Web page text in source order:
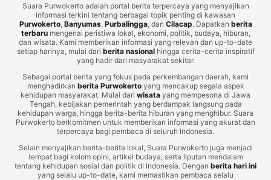
Suara Purwokerto adalah portal berita terpercaya yang menyajikan
informasi terkini tentang berbagai topik penting di kawasan
Purwokerto, Banyumas, Purbalingga, dan Cilacap. Dapatkan berita
terbarumengenai peristiwa lokal, ekonomi, politik, budaya, hiburan,
dan wisata. Kami memberikan informasi yang relevan dan up-to-date
setiap harinya, mulai dari berita nasionalhingga cerita-cerita inspiratif
yang hadir dari masyarakat sekitar.
Sebagai portal berita yang fokus pada perkembangan daerah, kami
menghadirkan berita Purwokertoyang mencakup segala aspek
kehidupan masyarakat. Mulai dari wisata yang mempesona di Jawa
Tengah, kebijakan pemerintah yang berdampak langsung pada
kehidupan warga, hingga berita-berita hiburan yang menghibur. Suara
Purwokerto berkomitmen untuk memberikan informasi yang akurat dan
terpercaya bagi pembaca di seluruh Indonesia.
Selain menyajikan berita-berita lokal, Suara Purwokerto juga menjadi
tempat bagi kolom opini, artikel budaya, serta liputan mendalam
tentang kehidupan sosial dan politik di Indonesia. Dengan berita hari ini
yang selalu up-to-date, kami memastikan pembaca selalu